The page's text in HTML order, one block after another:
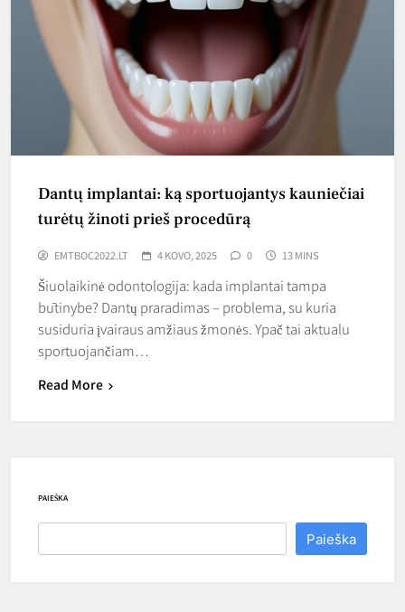
Dantų implantai: ką sportuojantys kauniečiai
turėtų žinoti prieš procedūrą
EMTBOC2022.LT 4 KOVO, 2025 0 13 MINS
Šiuolaikinė odontologija: kada implantai tampa
būtinybe? Dantų praradimas – problema, su kuria
susiduria įvairaus amžiaus žmonės. Ypač tai aktualu
sportuojančiam…
Read More
PAIEŠKA
Paieška